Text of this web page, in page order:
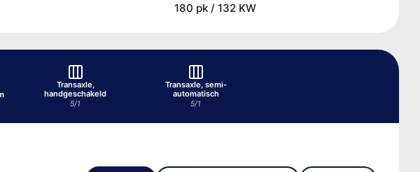
180 pk / 132 KW
Transaxle,
handgeschakeld
5/1
Transaxle, semi-
automatisch
5/1